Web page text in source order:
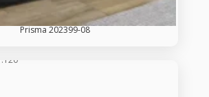
Prisma 202399-08